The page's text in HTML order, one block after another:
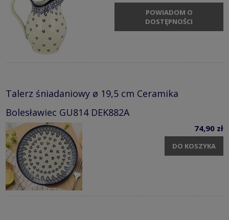
POWIADOM O
DOSTĘPNOŚCI
Talerz śniadaniowy ø 19,5 cm Ceramika
Bolesławiec GU814 DEK882A
74,90 zł
DO KOSZYKA